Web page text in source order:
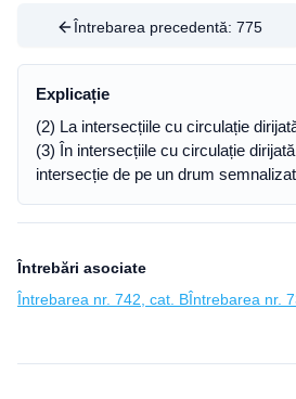
Întrebarea precedentă: 775
Explicație
(2) La intersecțiile cu circulație
(3) În intersecțiile cu circulație
intersecție de pe un drum
Întrebări asociate
Întrebarea nr. 742, cat. BÎntrebarea nr.